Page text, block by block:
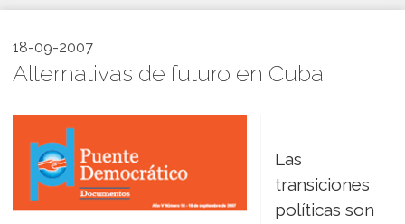
18-09-2007
Alternativas de futuro en Cuba
Las
transiciones
políticas son